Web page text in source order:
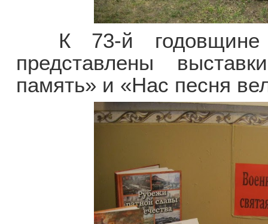
К 73-й годовщине
представлены
память» и «Нас песня